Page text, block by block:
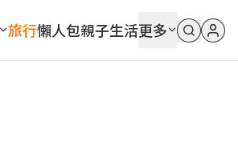
旅行懶人包親子生活更多